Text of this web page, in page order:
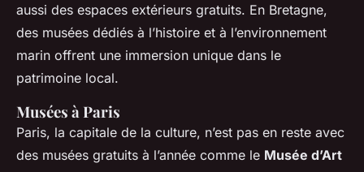
aussi des espaces extérieurs gratuits. En Bretagne,
des musées dédiés à l’histoire et à l’environnement
marin offrent une immersion unique dans le
patrimoine local.
Musées à Paris
Paris, la capitale de la culture, n’est pas en reste avec
des musées gratuits à l’année comme le Musée d’Art